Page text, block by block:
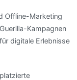
Offline-Marketing
Kampagnen
digitale Erlebnisse